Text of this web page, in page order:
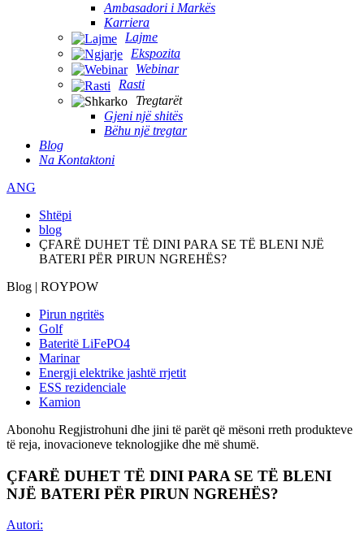
Ambasadori i Markës
Karriera
Lajme
Ekspozita
Webinar
Rasti
Tregtarët
Gjeni një shitës
Bëhu një tregtar
Blog
Na Kontaktoni
ANG
Shtëpi
blog
ÇFARË DUHET TË DINI PARA SE TË BLENI NJË
BATERI PËR PIRUN NGREHËS?
Blog | ROYPOW
Pirun ngritës
Golf
Bateritë LiFePO4
Marinar
Energji elektrike jashtë rrjetit
ESS rezidenciale
Kamion
Abonohu Regjistrohuni dhe jini të parët që mësoni rreth produkteve
të reja, inovacioneve teknologjike dhe më shumë.
ÇFARË DUHET TË DINI PARA SE TË BLENI
NJË BATERI PËR PIRUN NGREHËS?
Autori: